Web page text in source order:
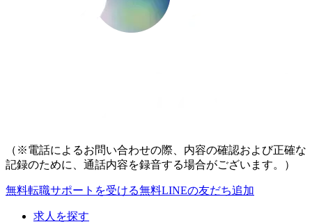
（※電話によるお問い合わせの際、内容の確認および正確な
記録のために、通話内容を録音する場合がございます。）
無料転職サポートを受ける無料LINEの友だち追加
求人を探す